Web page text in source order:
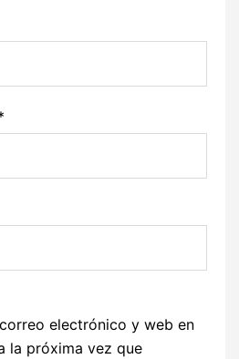
electrónico y web en
la próxima vez que